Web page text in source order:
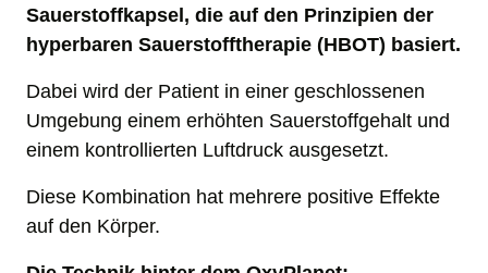
Sauerstoffkapsel, die auf den Prinzipien der
Dabei wird der Patient in einer geschlossenen
Umgebung einem erhöhten Sauerstoffgehalt und
einem kontrollierten Luftdruck ausgesetzt.
Diese Kombination hat mehrere positive Effekte
auf den Körper.